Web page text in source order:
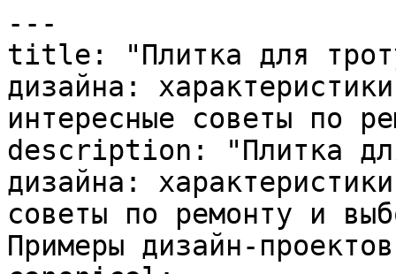
---
title: "Плитка для
дизайна:
интересные советы по
description: "Плитка
дизайна:
советы по ремонту и
Примеры дизайн-